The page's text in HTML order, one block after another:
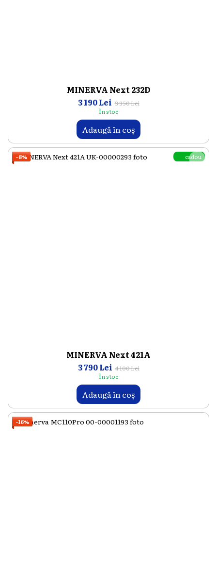
MINERVA Next 232D
3 190 Lei 3 350 Lei
În stoc
Adaugă în coș
cadou
−8%
MINERVA Next 421A
3 790 Lei 4 100 Lei
În stoc
Adaugă în coș
−16%